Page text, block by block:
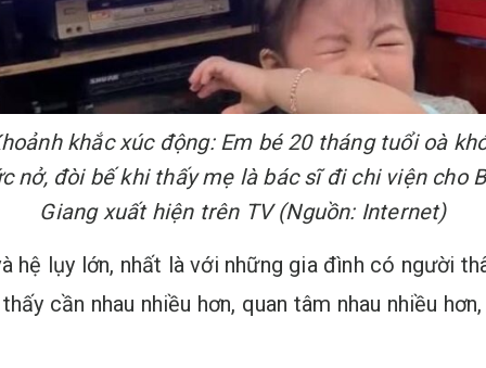
khắc xúc động: Em bé 20 tháng tuổi oà
nở, đòi bế khi thấy mẹ là bác sĩ đi chi viện cho
Giang xuất hiện trên TV (Nguồn: Internet)
hệ lụy lớn, nhất là với những gia đình có người
cần nhau nhiều hơn, quan tâm nhau nhiều